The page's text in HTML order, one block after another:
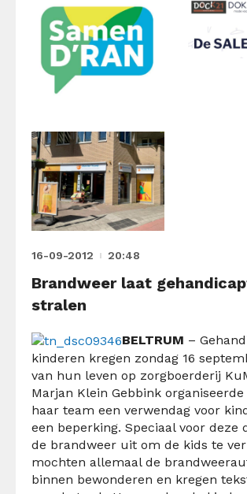
16-09-2012 20:48
Brandweer laat
stralen
BELTRUM –
kinderen kregen zondag 16
van hun leven op zorgboerderij
Marjan Klein Gebbink
haar team een verwendag voor
een beperking. Speciaal voor deze
de brandweer uit om de kids te
mochten allemaal de
binnen bewonderen en kregen